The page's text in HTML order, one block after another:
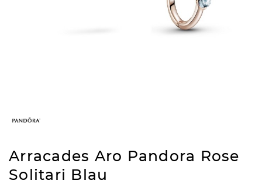
Arracades Aro Pandora Rose
Solitari Blau